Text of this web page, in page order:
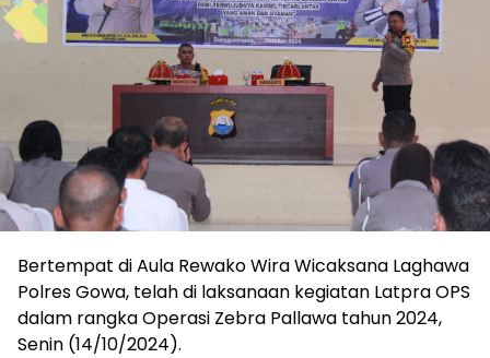
Bertempat di Aula Rewako Wira Wicaksana Laghawa
Polres Gowa, telah di laksanaan kegiatan Latpra OPS
dalam rangka Operasi Zebra Pallawa tahun 2024,
Senin (14/10/2024).